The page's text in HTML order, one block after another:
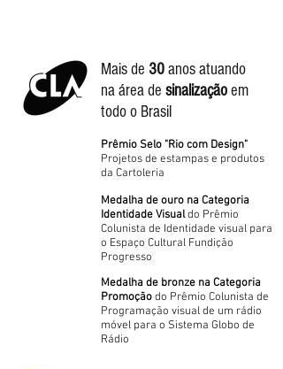
Prêmio Selo "Rio com Design"
Projetos de estampas e produtos
da Cartoleria
Medalha de ouro na Categoria
Identidade Visualdo Prêmio
Colunista de Identidade visual para
o Espaço Cultural Fundição
Progresso
Medalha de bronze na Categoria
Promoçãodo Prêmio Colunista de
Programação visual de um rádio
móvel para o Sistema Globo de
Rádio
Mais de 30anosatuando
na áreade sinalizaçãoem
todo o Brasil